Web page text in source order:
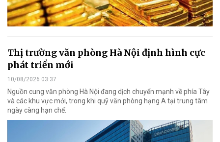
Thị trường văn phòng Hà Nội định hình cực
phát triển mới
10/08/2026 03:37
Nguồn cung văn phòng Hà Nội đang dịch chuyển mạnh về phía Tây
và các khu vực mới, trong khi quỹ văn phòng hạng A tại trung tâm
ngày càng hạn chế.